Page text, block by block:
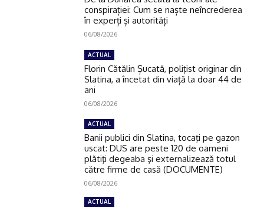
conspirației: Cum se naște neîncrederea
în experți și autorități
06/08/2026
ACTUAL
Florin Cătălin Șucată, poliţist originar din
Slatina, a încetat din viață la doar 44 de
ani
06/08/2026
ACTUAL
Banii publici din Slatina, tocaţi pe gazon
uscat: DUS are peste 120 de oameni
plătiţi degeaba şi externalizează totul
către firme de casă (DOCUMENTE)
06/08/2026
ACTUAL